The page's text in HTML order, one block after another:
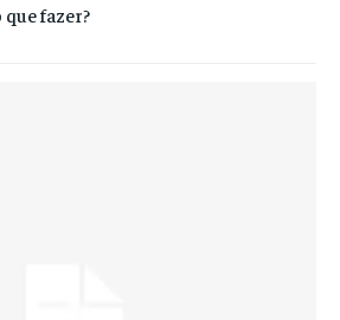
que fazer?